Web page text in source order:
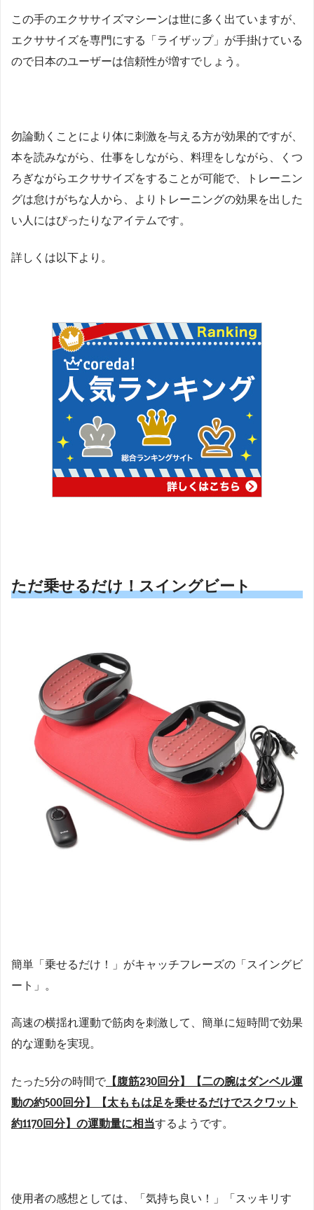
この手のエクササイズマシーンは世に多く出ていますが、
エクササイズを専門にする「ライザップ」が手掛けている
ので日本のユーザーは信頼性が増すでしょう。
勿論動くことにより体に刺激を与える方が効果的ですが、
本を読みながら、仕事をしながら、料理をしながら、くつ
ろぎながらエクササイズをすることが可能で、トレーニン
グは怠けがちな人から、よりトレーニングの効果を出した
い人にはぴったりなアイテムです。
詳しくは以下より。
ただ乗せるだけ！スイングビート
簡単「乗せるだけ！」がキャッチフレーズの「スイングビ
ート」。
高速の横揺れ運動で筋肉を刺激して、簡単に短時間で効果
的な運動を実現。
たった5分の時間で 【腹筋230回分】【二の腕はダンベル運
動の約500回分】【太ももは足を乗せるだけでスクワット
約1170回分】の運動量に相当するようです。
使用者の感想としては、「気持ち良い！」「スッキリす